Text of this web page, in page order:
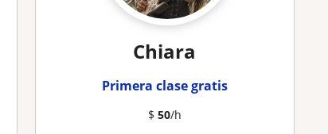
Chiara
Primera clase gratis
$ 50/h